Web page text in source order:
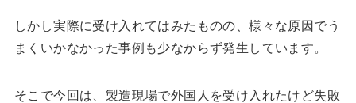
しかし実際に受け入れてはみたものの、様々な原因でう
まくいかなかった事例も少なからず発生しています。
そこで今回は、製造現場で外国人を受け入れたけど失敗